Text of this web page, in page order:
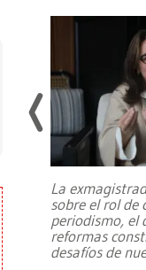
La
sobre el rol de
periodismo, el
reformas
desafíos de